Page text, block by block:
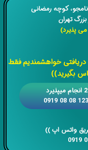
کوچه رمضانی
تهران
پذیرد)
خواهشمندیم فقط
بگیرید))
واتس اپ ))